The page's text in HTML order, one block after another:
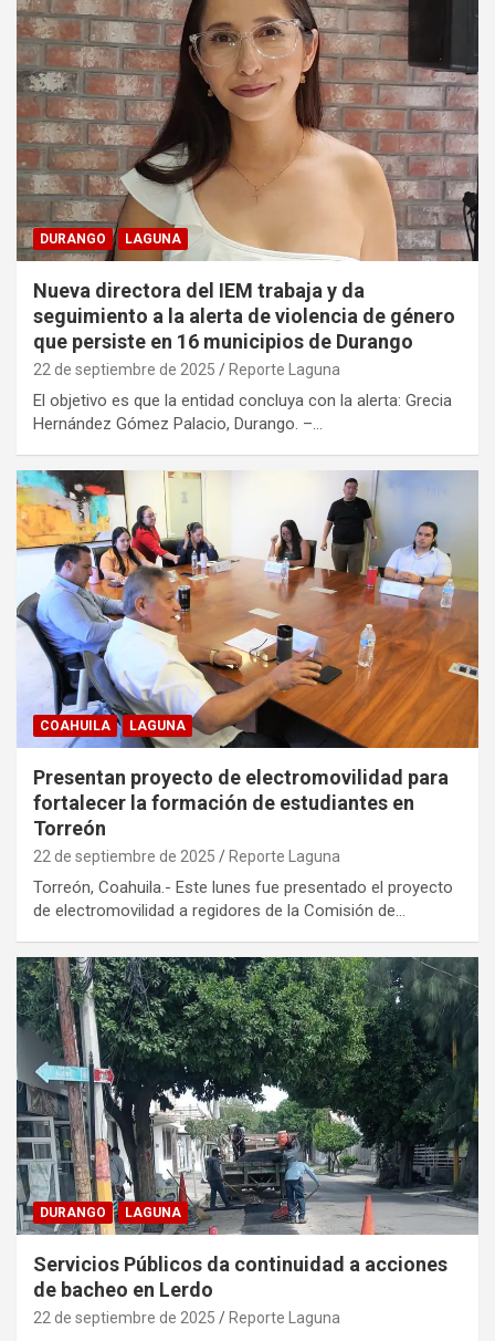
DURANGO LAGUNA
Nueva directora del IEM trabaja y da
seguimiento a la alerta de violencia de género
que persiste en 16 municipios de Durango
22 de septiembre de 2025 Reporte Laguna
El objetivo es que la entidad concluya con la alerta: Grecia
Hernández Gómez Palacio, Durango. –…
COAHUILA LAGUNA
Presentan proyecto de electromovilidad para
fortalecer la formación de estudiantes en
Torreón
22 de septiembre de 2025 Reporte Laguna
Torreón, Coahuila.- Este lunes fue presentado el proyecto
de electromovilidad a regidores de la Comisión de…
DURANGO LAGUNA
Servicios Públicos da continuidad a acciones
de bacheo en Lerdo
22 de septiembre de 2025 Reporte Laguna